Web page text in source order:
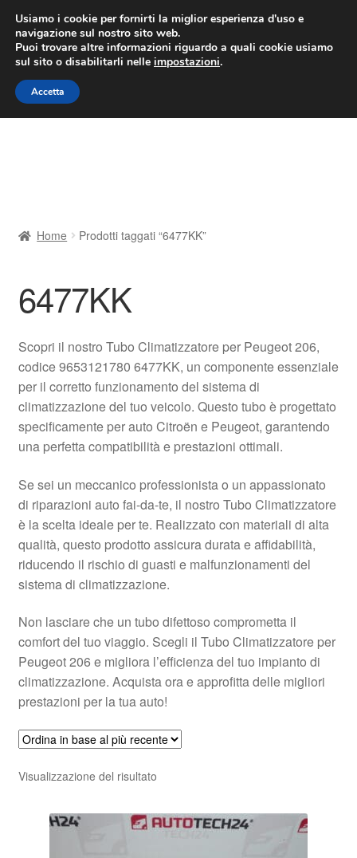
CONSEGNA da 7 EUR
Lun-Ven 9:00 - 16:00/800 580 290
Vai
alla
navigazione
Vai
al
contenuto
Contatto
Il mio account
Pagamenti
Politica sulla riservatezza
Registratore di cassa
Rimostranza
Termini e condizioni
Home Prodotti taggati “6477KK”
6477KK
Scopri il nostro Tubo Climatizzatore per Peugeot 206,
codice 9653121780 6477KK, un componente essenziale
per il corretto funzionamento del sistema di
climatizzazione del tuo veicolo. Questo tubo è progettato
specificamente per auto Citroën e Peugeot, garantendo
una perfetta compatibilità e prestazioni ottimali.
Se sei un meccanico professionista o un appassionato
di riparazioni auto fai-da-te, il nostro Tubo Climatizzatore
è la scelta ideale per te. Realizzato con materiali di alta
qualità, questo prodotto assicura durata e affidabilità,
riducendo il rischio di guasti e malfunzionamenti del
sistema di climatizzazione.
Non lasciare che un tubo difettoso comprometta il
comfort del tuo viaggio. Scegli il Tubo Climatizzatore per
Peugeot 206 e migliora l’efficienza del tuo impianto di
climatizzazione. Acquista ora e approfitta delle migliori
prestazioni per la tua auto!
Visualizzazione del risultato
Usiamo i cookie per fornirti la miglior esperienza d'uso e
navigazione sul nostro sito web.
Puoi trovare altre informazioni riguardo a quali cookie usiamo
sul sito o disabilitarli nelle impostazioni.
Accetta